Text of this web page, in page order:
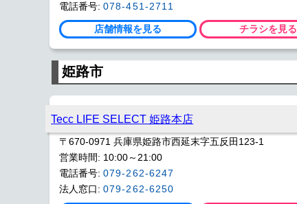
電話番号: 078-451-2711
店舗情報を見る チラシを見る
姫路市
Tecc LIFE SELECT 姫路本店
〒670-0971 兵庫県姫路市西延末字五反田123-1
営業時間: 10:00～21:00
電話番号: 079-262-6247
法人窓口: 079-262-6250